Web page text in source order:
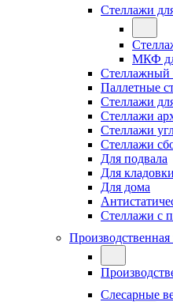
Стеллажи
МКФ
Стеллажный
Паллетные
Стеллажи
Стеллажи
Стеллажи
Стеллажи
Для подвала
Для кладовки
Для дома
Стеллажи с
Производственная
Слесарные